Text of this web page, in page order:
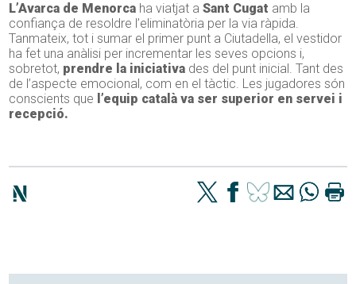
L’Avarca de Menorca ha viatjat aSant Cugat amb la
confiança de resoldre l’eliminatòria per la via ràpida.
Tanmateix, tot i sumar el primer punt a Ciutadella, el vestidor
ha fet una anàlisi per incrementar les seves opcions i,
sobretot, prendre la iniciativa des del punt inicial. Tant des
de l’aspecte emocional, com en el tàctic. Les jugadores són
conscients que l’equip català va ser superior en servei i
recepció.